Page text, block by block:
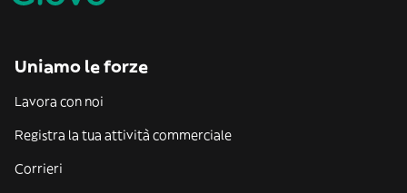
Uniamo le forze
Lavora con noi
Registra la tua attività commerciale
Corrieri